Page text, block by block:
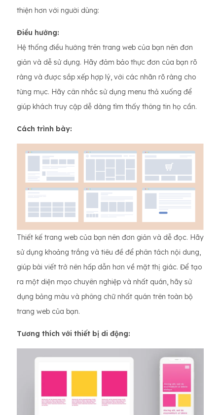
thiện hơn với người dùng:
Điều hướng:
Hệ thống điều hướng trên trang web của bạn nên đơn
giản và dễ sử dụng. Hãy đảm bảo thực đơn của bạn rõ
ràng và được sắp xếp hợp lý, với các nhãn rõ ràng cho
từng mục. Hãy cân nhắc sử dụng menu thả xuống để
giúp khách truy cập dễ dàng tìm thấy thông tin họ cần.
Cách trình bày:
Thiết kế trang web của bạn nên đơn giản và dễ đọc. Hãy
sử dụng khoảng trắng và tiêu đề để phân tách nội dung,
giúp bài viết trở nên hấp dẫn hơn về mặt thị giác. Để tạo
ra một diện mạo chuyên nghiệp và nhất quán, hãy sử
dụng bảng màu và phông chữ nhất quán trên toàn bộ
trang web của bạn.
Tương thích với thiết bị di động: